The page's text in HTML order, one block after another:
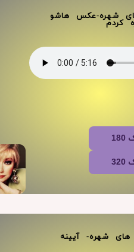
شهره-عکس هاشو
کردم
شهره- آیینه